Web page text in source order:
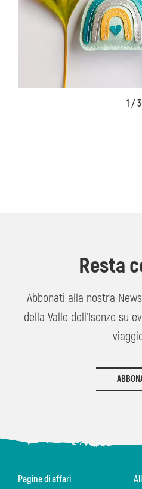
1 / 3
Resta
Abbonati alla nostra
della Valle dell'Isonzo su
Pagine di affari